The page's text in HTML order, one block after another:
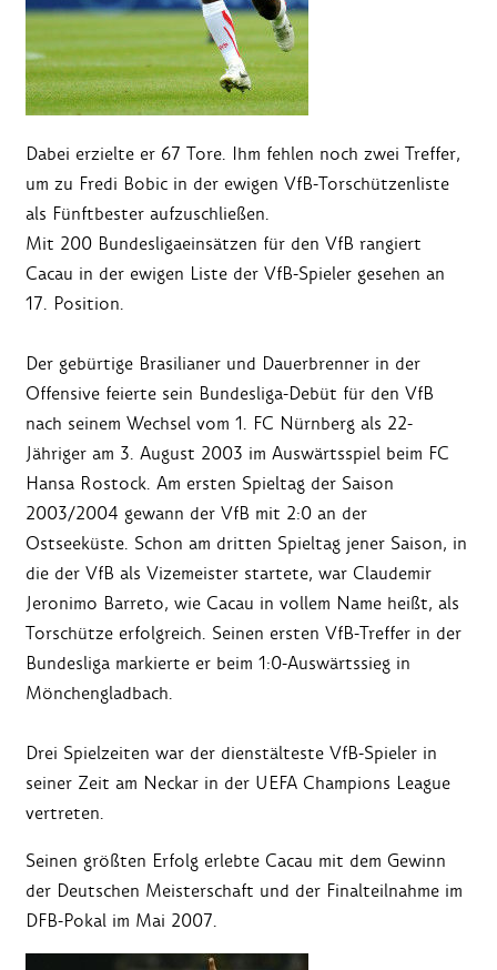
Dabei erzielte er 67 Tore. Ihm fehlen noch zwei Treffer,
um zu Fredi Bobic in der ewigen VfB-Torschützenliste
als Fünftbester aufzuschließen.
Mit 200 Bundesligaeinsätzen für den VfB rangiert
Cacau in der ewigen Liste der VfB-Spieler gesehen an
17. Position.
Der gebürtige Brasilianer und Dauerbrenner in der
Offensive feierte sein Bundesliga-Debüt für den VfB
nach seinem Wechsel vom 1. FC Nürnberg als 22-
Jähriger am 3. August 2003 im Auswärtsspiel beim FC
Hansa Rostock. Am ersten Spieltag der Saison
2003/2004 gewann der VfB mit 2:0 an der
Ostseeküste. Schon am dritten Spieltag jener Saison, in
die der VfB als Vizemeister startete, war Claudemir
Jeronimo Barreto, wie Cacau in vollem Name heißt, als
Torschütze erfolgreich. Seinen ersten VfB-Treffer in der
Bundesliga markierte er beim 1:0-Auswärtssieg in
Mönchengladbach.
Drei Spielzeiten war der dienstälteste VfB-Spieler in
seiner Zeit am Neckar in der UEFA Champions League
vertreten.
Seinen größten Erfolg erlebte Cacau mit dem Gewinn
der Deutschen Meisterschaft und der Finalteilnahme im
DFB-Pokal im Mai 2007.